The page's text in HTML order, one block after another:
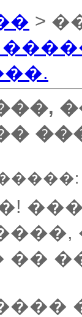
>
��